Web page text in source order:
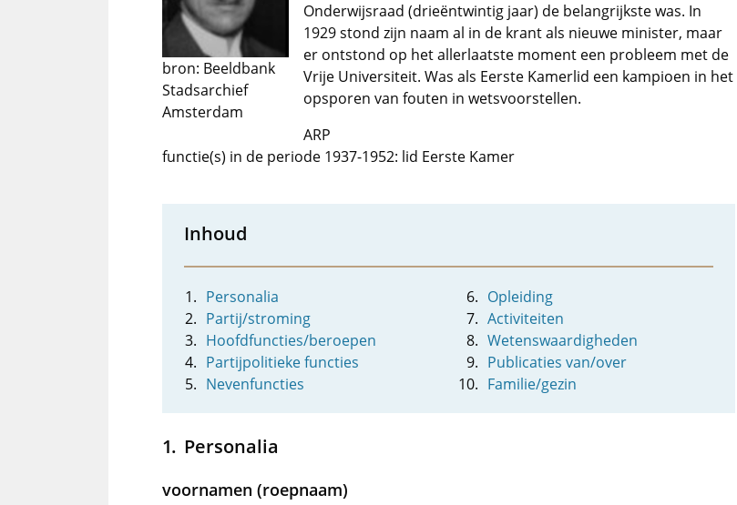
bron: Beeldbank
Stadsarchief
Amsterdam
Onderwijsraad (drieëntwintig jaar) de belangrijkste was. In
1929 stond zijn naam al in de krant als nieuwe minister, maar
er ontstond op het allerlaatste moment een probleem met de
Vrije Universiteit. Was als Eerste Kamerlid een kampioen in het
opsporen van fouten in wetsvoorstellen.
ARP
functie(s) in de periode 1937-1952: lid Eerste Kamer
Inhoud
Personalia
Partij/stroming
Hoofdfuncties/beroepen
Partijpolitieke functies
Nevenfuncties
Opleiding
Activiteiten
Wetenswaardigheden
Publicaties van/over
Familie/gezin
Personalia
voornamen (roepnaam)